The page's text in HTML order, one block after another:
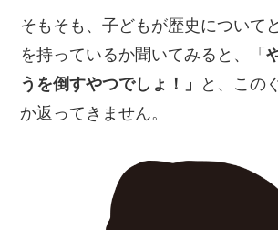
そもそも、子どもが歴史について
を持っているか聞いてみると、「
うを倒すやつでしょ！」
と、この
か返ってきません。